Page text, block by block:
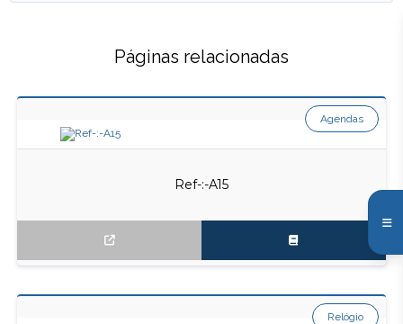
Páginas relacionadas
Ref-:-A15
Agendas
Relógio